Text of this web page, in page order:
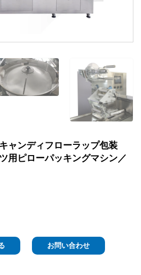
ャンディフローラップ包装
用ピローパッキングマシン／
お問い合わせ